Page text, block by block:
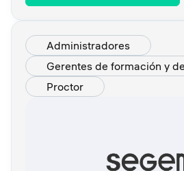
Administradores
Gerentes de formación y
Proctor